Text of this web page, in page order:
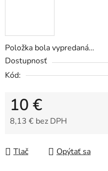
Položka bola vypredaná…
Dostupnosť
Kód:
10 €
8,13 € bez DPH
Tlač
Opýtať sa